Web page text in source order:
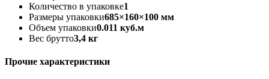
Количество в упаковке1
Размеры упаковки685×160×100 мм
Объем упаковки0.011 куб.м
Вес брутто3,4 кг
Прочие характеристики